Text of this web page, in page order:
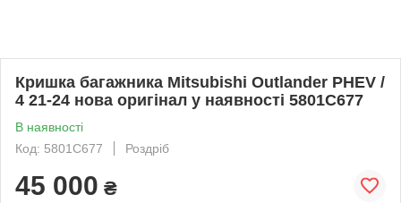
Кришка багажника Mitsubishi Outlander PHEV /
4 21-24 нова оригінал у наявності 5801C677
В наявності
Код: 5801C677
Роздріб
45 000 ₴